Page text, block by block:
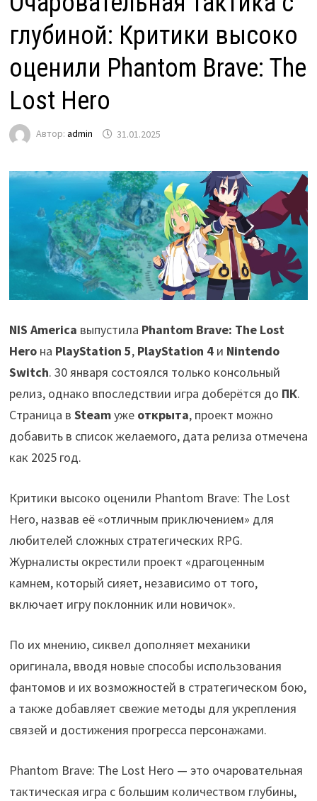
глубиной: Критики высоко
оценили Phantom Brave: The
Lost Hero
Автор: admin 31.01.2025
NIS America выпустила Phantom Brave: The Lost
Heroна PlayStation 5, PlayStation 4и Nintendo
Switch. 30 января состоялся только консольный
релиз, однако впоследствии игра доберётся до ПК.
Страница в Steamуже открыта, проект можно
добавить в список желаемого, дата релиза отмечена
как 2025 год.
Критики высоко оценили Phantom Brave: The Lost
Hero, назвав её «отличным приключением» для
любителей сложных стратегических RPG.
Журналисты окрестили проект «драгоценным
камнем, который сияет, независимо от того,
включает игру поклонник или новичок».
По их мнению, сиквел дополняет механики
оригинала, вводя новые способы использования
фантомов и их возможностей в стратегическом бою,
а также добавляет свежие методы для укрепления
связей и достижения прогресса персонажами.
Phantom Brave: The Lost Hero — это очаровательная
тактическая игра с большим количеством глубины,